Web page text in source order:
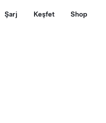
Şarj Keşfet Shop